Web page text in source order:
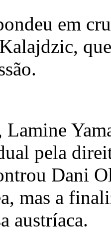
em
Lamine
pela
Dani
mas a
austríaca.